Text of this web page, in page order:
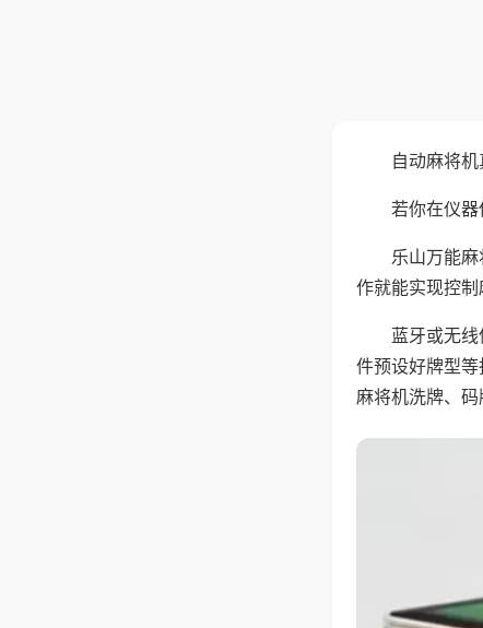
自动麻将
若你在仪
乐山万能
作就能实现控制
蓝牙或无
件预设好牌型
麻将机洗牌、码